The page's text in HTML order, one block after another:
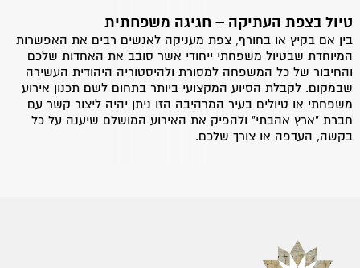
טיול בצפת העתיקה – חגיגה משפחתית
בין אם בקיץ או בחורף, צפת מעניקה לאנשים רבים את האפשרות
המיוחדת שבטיול משפחתי ייחודי אשר סובב את האחדות שלכם
והחיבור של כל המשפחה למסורת ולהיסטוריה היהודית העשירה
שבמקום. לקבלת הסיוע המקצועי ביותר בתחום לשם תכנון אירוע
משפחתי או טיולים בעיר המרהיבה הזו ניתן יהיה ליצור קשר עם
חברת "ארץ אהבתי" ולהפיק את האירוע המושלם שיענה על כל
בקשה, העדפה או צורך שלכם.